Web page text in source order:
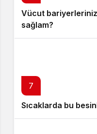
Vücut
sağlam?
7
Sıcaklarda bu